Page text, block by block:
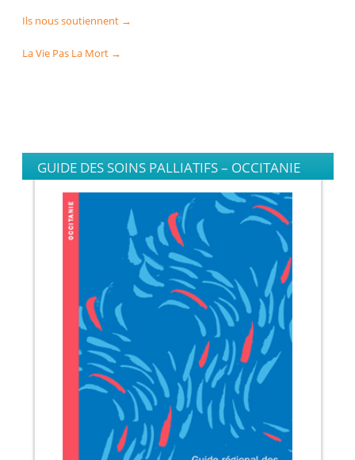
Ils nous soutiennent→
La Vie Pas La Mort→
GUIDE DES SOINS PALLIATIFS – OCCITANIE